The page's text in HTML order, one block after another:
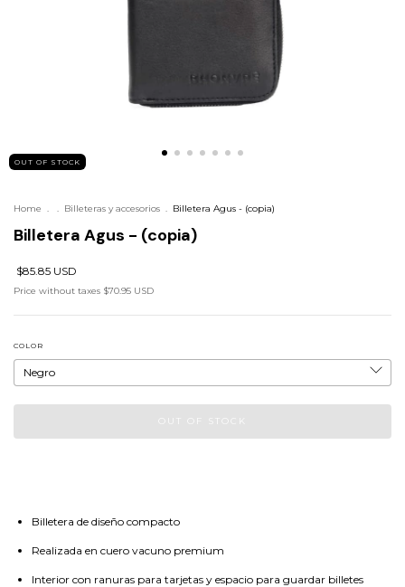
OUT OF STOCK
Home Billeteras y accesorios Billetera Agus - (copia)
Billetera Agus - (copia)
$85.85 USD
Price without taxes $70.95 USD
COLOR
Billetera de diseño compacto
Realizada en cuero vacuno premium
Interior con ranuras para tarjetas y espacio para guardar billetes